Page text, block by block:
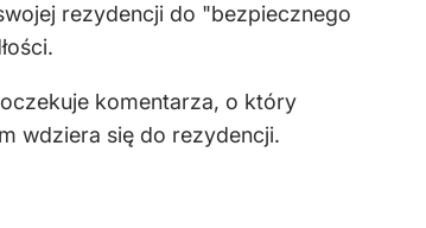
rezydencji do "bezpiecznego
komentarza, o który
wdziera się do rezydencji.